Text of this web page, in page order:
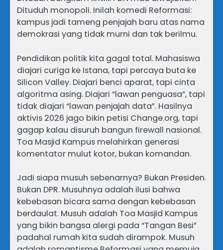
Dituduh monopoli. Inilah komedi Reformasi:
kampus jadi tameng penjajah baru atas nama
demokrasi yang tidak murni dan tak berilmu.
Pendidikan politik kita gagal total. Mahasiswa
diajari curiga ke Istana, tapi percaya buta ke
Silicon Valley. Diajari benci aparat, tapi cinta
algoritma asing. Diajari “lawan penguasa”, tapi
tidak diajari “lawan penjajah data”. Hasilnya
aktivis 2026 jago bikin petisi Change.org, tapi
gagap kalau disuruh bangun firewall nasional.
Toa Masjid Kampus melahirkan generasi
komentator mulut kotor, bukan komandan.
Jadi siapa musuh sebenarnya? Bukan Presiden.
Bukan DPR. Musuhnya adalah ilusi bahwa
kebebasan bicara sama dengan kebebasan
berdaulat. Musuh adalah Toa Masjid Kampus
yang bikin bangsa alergi pada “Tangan Besi”
padahal rumah kita sudah dirampok. Musuh